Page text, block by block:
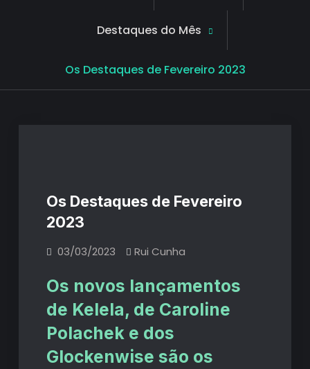
Destaques do Mês
Os Destaques de Fevereiro 2023
Os Destaques de Fevereiro
2023
03/03/2023 Rui Cunha
Os novos lançamentos
de Kelela, de Caroline
Polachek e dos
Glockenwise são os